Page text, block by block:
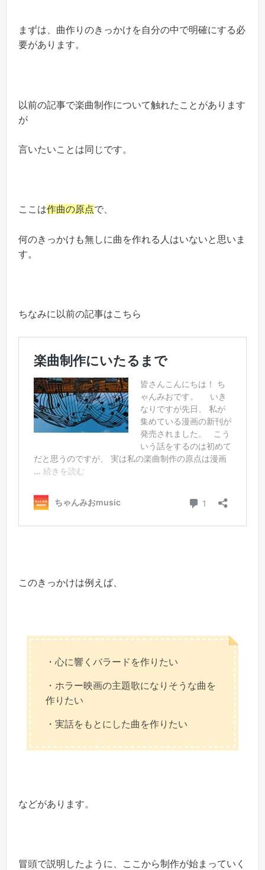
まずは、曲作りのきっかけを自分の中で明確にする必
要があります。
以前の記事で楽曲制作について触れたことがあります
が
言いたいことは同じです。
ここは作曲の原点で、
何のきっかけも無しに曲を作れる人はいないと思いま
す。
ちなみに以前の記事はこちら
このきっかけは例えば、
・心に響くバラードを作りたい
・ホラー映画の主題歌になりそうな曲を
作りたい
・実話をもとにした曲を作りたい
などがあります。
冒頭で説明したように、ここから制作が始まっていく